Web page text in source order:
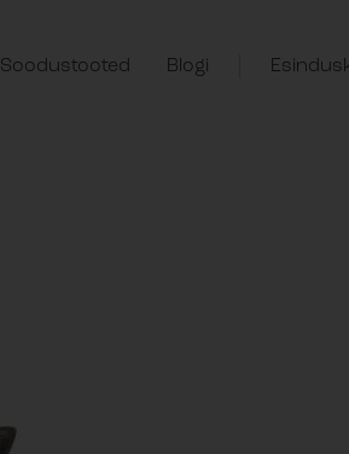
Soodustooted Blogi